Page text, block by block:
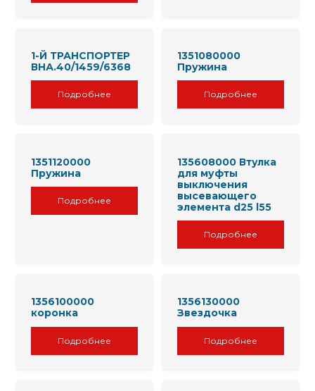
1-Й ТРАНСПОРТЕР
ВНА.40/1459/6368
Подробнее
1351080000
Пружина
Подробнее
1351120000
Пружина
Подробнее
135608000 Втулка
для муфты
выключения
высевающего
элемента d25 l55
Подробнее
1356100000
коронка
Подробнее
1356130000
Звездочка
Подробнее